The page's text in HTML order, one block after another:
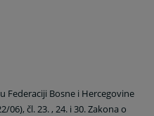
Federaciji Bosne i Hercegovine
06), čl. 23. , 24. i 30. Zakona o